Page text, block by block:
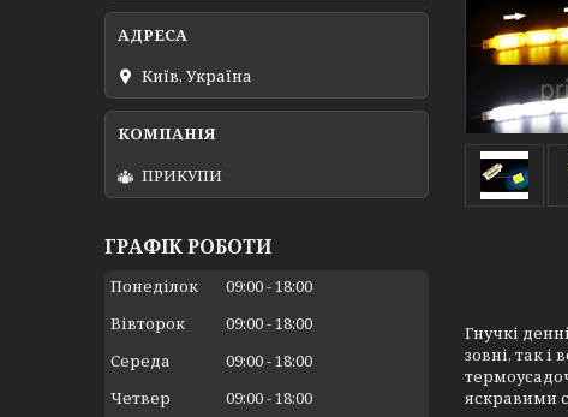
Гнучкі
зовні, так
яскравими
Київ, Україна
ПРИКУПИ
ГРАФІК РОБОТИ
Понеділок 09:00 18:00
Вівторок
09:00 18:00
Середа
09:00 18:00
Четвер
09:00 18:00